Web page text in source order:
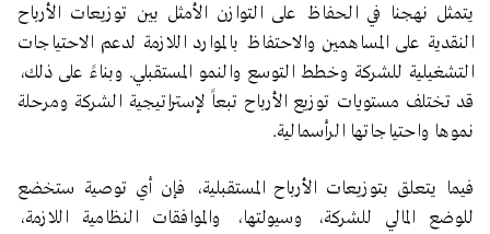
يتمثل نهجنا في الحفاظ على التوازن الأمثل بين توزيعات الأرباح
النقدية على المساهمين والاحتفاظ بالموارد اللازمة لدعم الاحتياجات
التشغيلية للشركة وخطط التوسع والنمو المستقبلي. وبناءً على ذلك،
قد تختلف مستويات توزيع الأرباح تبعاً لإستراتيجية الشركة ومرحلة
نموها واحتياجاتها الرأسمالية.
فيما يتعلق بتوزيعات الأرباح المستقبلية، فإن أي توصية ستخضع
للوضع المالي للشركة، وسيولتها، والموافقات النظامية اللازمة،